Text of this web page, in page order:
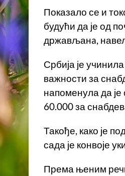
Показало се и
будући да је од
држављанa,
Србија је
важности за
напоменула да
60.000 за
Такође, како је
сада је конвоје
Према њеним